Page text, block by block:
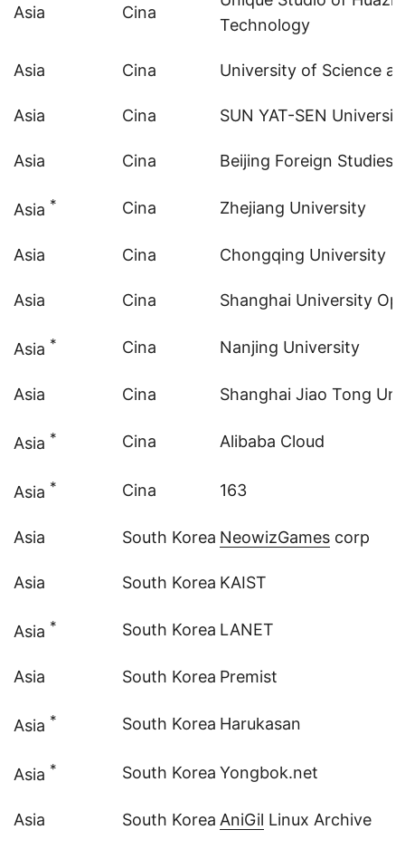
Asia Cina
Technology
Asia Cina University of Science
Asia Cina SUN YAT-SEN
Asia Cina Beijing Foreign Studies
Asia * Cina Zhejiang University
Asia Cina Chongqing University
Asia Cina Shanghai University
Asia * Cina Nanjing University
Asia Cina Shanghai Jiao Tong
Asia * Cina Alibaba Cloud
Asia * Cina 163
Asia South Korea NeowizGames corp
Asia South Korea KAIST
Asia * South Korea LANET
Asia South Korea Premist
Asia * South Korea Harukasan
Asia * South Korea Yongbok.net
Asia South Korea AniGil Linux Archive